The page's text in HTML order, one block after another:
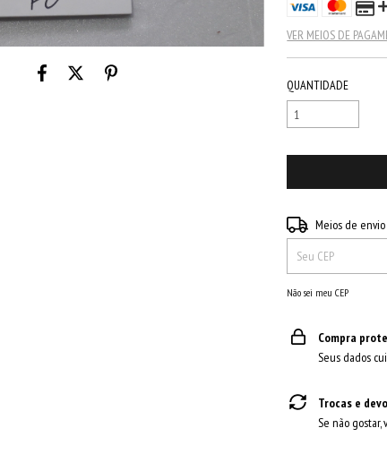
VER MEIOS DE
QUANTIDADE
Entregas para o CEP:
Meios de envio
Não sei meu CEP
Compra
Seus dados
Trocas e
Se não gostar,